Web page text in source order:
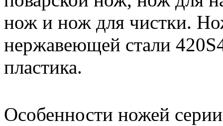
нож и нож для чистки.
нержавеющей стали
пластика.
Особенности ножей